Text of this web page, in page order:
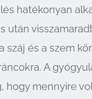
hatékonyan
után
száj és a szem
A
hogy mennyire